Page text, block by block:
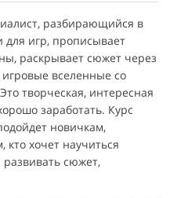
разбирающийся в
игр, прописывает
раскрывает сюжет через
вселенные со
творческая, интересная
заработать. Курс
новичкам,
кто хочет научиться
сюжет,